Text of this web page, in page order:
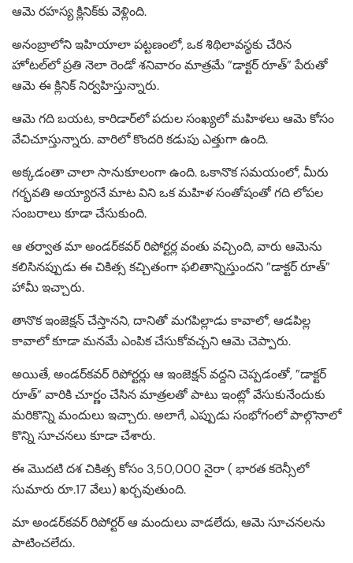
ఆమె రహస్య క్లినిక్‌కు వెళ్లింది.
అనంబ్రాలోని ఇహియాలా పట్టణంలో, ఒక శిథిలావస్థకు చేరిన
హోటల్‌లో ప్రతి నెలా రెండో శనివారం మాత్రమే ”డాక్టర్ రూత్” పేరుతో
ఆమె ఈ క్లినిక్ నిర్వహిస్తున్నారు.
ఆమె గది బయట, కారిడార్‌లో పదుల సంఖ్యలో మహిళలు ఆమె కోసం
వేచిచూస్తున్నారు. వారిలో కొందరి కడుపు ఎత్తుగా ఉంది.
అక్కడంతా చాలా సానుకూలంగా ఉంది. ఒకానొక సమయంలో, మీరు
గర్భవతి అయ్యారనే మాట విని ఒక మహిళ సంతోషంతో గది లోపల
సంబరాలు కూడా చేసుకుంది.
ఆ తర్వాత మా అండర్‌కవర్ రిపోర్టర్ల వంతు వచ్చింది, వారు ఆమెను
కలిసినప్పుడు ఈ చికిత్స కచ్చితంగా ఫలితాన్నిస్తుందని ”డాక్టర్ రూత్”
హామీ ఇచ్చారు.
తానొక ఇంజెక్షన్ చేస్తానని, దానితో మగపిల్లాడు కావాలో, ఆడపిల్ల
కావాలో కూడా మనమే ఎంపిక చేసుకోవచ్చని ఆమె చెప్పారు.
అయితే, అండర్‌కవర్ రిపోర్టర్లు ఆ ఇంజెక్షన్‌ వద్దని చెప్పడంతో, ”డాక్టర్
రూత్” వారికి చూర్ణం చేసిన మాత్రలతో పాటు ఇంట్లో వేసుకునేందుకు
మరికొన్ని మందులు ఇచ్చారు. అలాగే, ఎప్పుడు సంభోగంలో పాల్గొనాలో
కొన్ని సూచనలు కూడా చేశారు.
ఈ మొదటి దశ చికిత్స కోసం 3,50,000 నైరా ( భారత కరెన్సీలో
సుమారు రూ.17 వేలు) ఖర్చవుతుంది.
మా అండర్‌కవర్ రిపోర్టర్ ఆ మందులు వాడలేదు, ఆమె సూచనలను
పాటించలేదు.